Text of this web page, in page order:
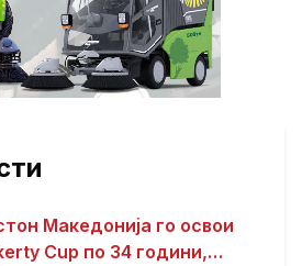
Македонија го освои
Cup по 34 години,